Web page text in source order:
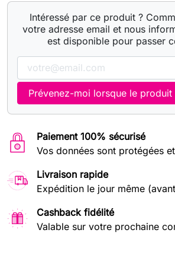
Intéressé par ce produit ?
votre adresse email et nous
est disponible pour passer
Prévenez-moi lorsque le
Paiement 100% sécurisé
Vos données sont protégées
Livraison rapide
Expédition le jour même
Cashback fidélité
Valable sur votre prochaine